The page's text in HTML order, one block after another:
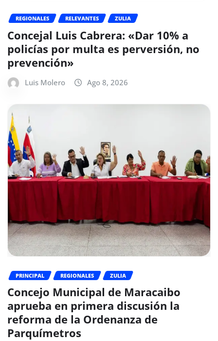
REGIONALES RELEVANTES ZULIA
Concejal Luis Cabrera: «Dar 10% a
policías por multa es perversión, no
prevención»
Luis Molero Ago 8, 2026
PRINCIPAL REGIONALES ZULIA
Concejo Municipal de Maracaibo
aprueba en primera discusión la
reforma de la Ordenanza de
Parquímetros